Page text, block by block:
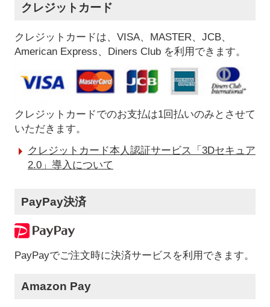
クレジットカード
クレジットカードは、VISA、MASTER、JCB、
American Express、Diners Club を利用できます。
クレジットカードでのお支払は1回払いのみとさせて
いただきます。
クレジットカード本人認証サービス「3Dセキュア
2.0」導入について
PayPay決済
PayPayでご注文時に決済サービスを利用できます。
Amazon Pay